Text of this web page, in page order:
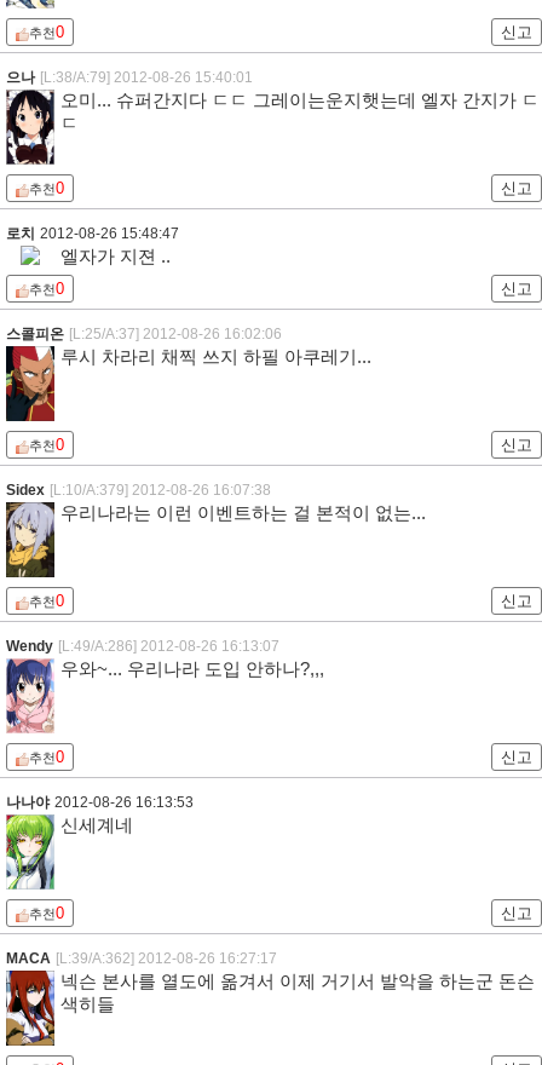
추천0 신고
으나 [L:38/A:79] 2012-08-26 15:40:01
오미... 슈퍼간지다 ㄷㄷ 그레이는운지햇는데 엘자 간지가 ㄷ
ㄷ
추천0 신고
로치 2012-08-26 15:48:47
엘자가 지젼 ..
추천0 신고
스콜피온 [L:25/A:37] 2012-08-26 16:02:06
루시 차라리 채찍 쓰지 하필 아쿠레기...
추천0 신고
Sidex [L:10/A:379] 2012-08-26 16:07:38
우리나라는 이런 이벤트하는 걸 본적이 없는...
추천0 신고
Wendy [L:49/A:286] 2012-08-26 16:13:07
우와~... 우리나라 도입 안하나?,,,
추천0 신고
나나야 2012-08-26 16:13:53
신세계네
추천0 신고
MACA [L:39/A:362] 2012-08-26 16:27:17
넥슨 본사를 열도에 옮겨서 이제 거기서 발악을 하는군 돈슨
색히들